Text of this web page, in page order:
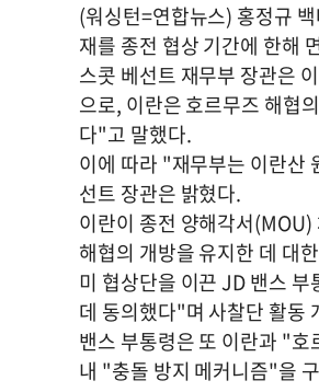
(워싱턴=연합뉴스) 홍정규
재를 종전 협상 기간에 한해
스콧 베선트 재무부 장관은
으로, 이란은 호르무즈 해협
다"고 말했다.
이에 따라 "재무부는 이란산
선트 장관은 밝혔다.
이란이 종전 양해각서
해협의 개방을 유지한 데 대
미 협상단을 이끈 JD 밴스
데 동의했다"며 사찰단 활동
밴스 부통령은 또 이란과 "
내 "충돌 방지 메커니즘"을